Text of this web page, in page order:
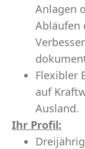
Anlagen
Abläufen
Flexibler
auf
Ausland.
Ihr Profil: